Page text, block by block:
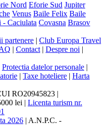
Nord Eforie Sud Jupiter
Venus Baile Felix Baile
- Caciulata Covasna Brasov
partenere | Club Europa Travel
| Contact | Despre noi |
Protectia datelor personale |
| Taxe hoteliere | Harta
RO20945823 |
lei | Licenta turism nr.
2026 | A.N.P.C. -